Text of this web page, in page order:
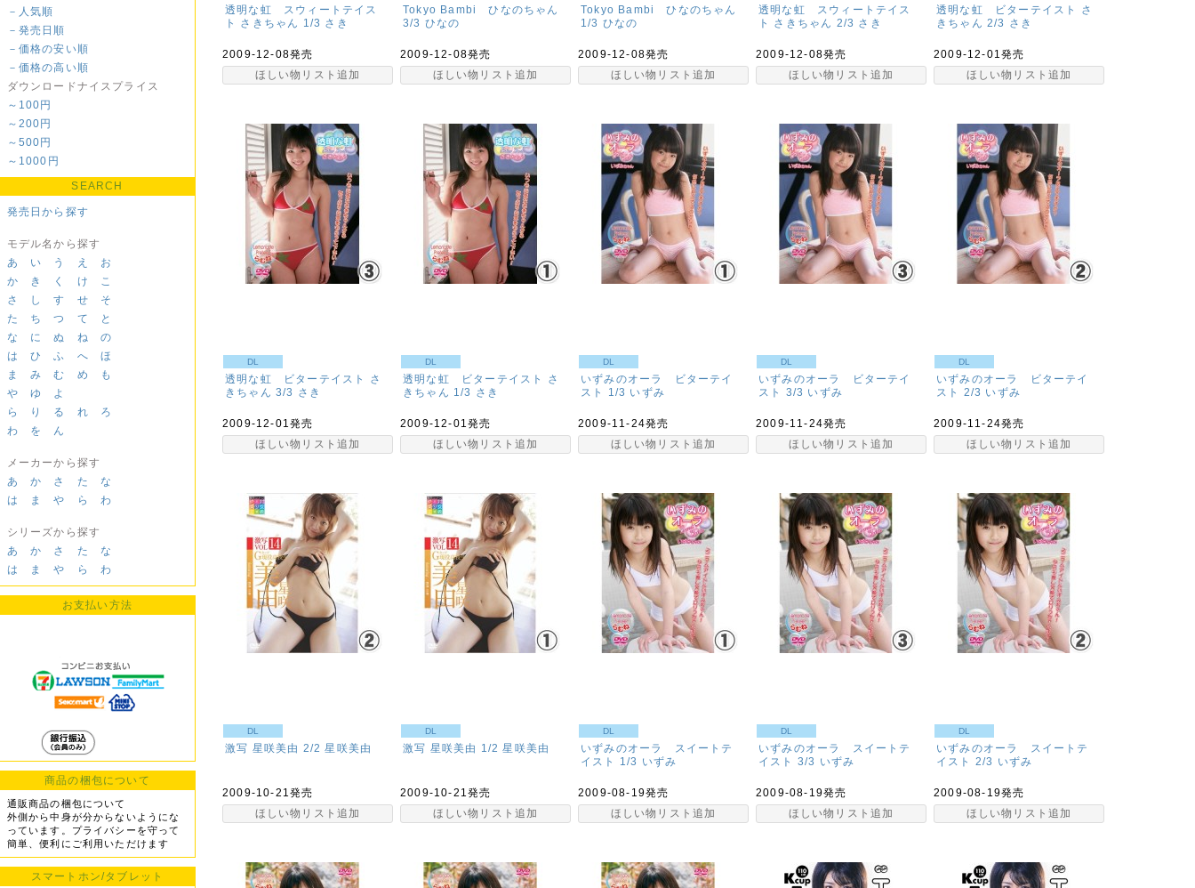
－人気順
－発売日順
－価格の安い順
－価格の高い順
ダウンロードナイスプライス
～100円
～200円
～500円
～1000円
SEARCH
発売日から探す
モデル名から探す
あ
い う え
お
か
き く け
こ
さ
し す せ
そ
た
ち つ て
と
な
に ぬ ね
の
は
ひ ふ へ
ほ
ま
み む め
も
や
ゆ
よ
ら
り る れ
ろ
わ
を ん
メーカーから探す
あ
か さ た
な
は
ま や ら わ
シリーズから探す
あ
か さ た
な
は
ま や ら わ
お支払い方法
商品の梱包について
通販商品の梱包について
外側から中身が分からないようにな
っています。プライバシーを守って
簡単、便利にご利用いただけます
スマートホン/タブレット
透明な虹 スウィートテイス
ト さきちゃん 1/3 さき
2009-12-08発売
ほしい物リスト追加
Tokyo Bambi ひなのちゃん
3/3 ひなの
2009-12-08発売
ほしい物リスト追加
Tokyo Bambi ひなのちゃん
1/3 ひなの
2009-12-08発売
ほしい物リスト追加
透明な虹 スウィートテイス
ト さきちゃん 2/3 さき
2009-12-08発売
ほしい物リスト追加
透明な虹 ビターテイスト さ
きちゃん 2/3 さき
2009-12-01発売
ほしい物リスト追加
DL
透明な虹 ビターテイスト さ
きちゃん 3/3 さき
2009-12-01発売
ほしい物リスト追加
DL
透明な虹 ビターテイスト さ
きちゃん 1/3 さき
2009-12-01発売
ほしい物リスト追加
DL
いずみのオーラ ビターテイ
スト 1/3 いずみ
2009-11-24発売
ほしい物リスト追加
DL
いずみのオーラ ビターテイ
スト 3/3 いずみ
2009-11-24発売
ほしい物リスト追加
DL
いずみのオーラ ビターテイ
スト 2/3 いずみ
2009-11-24発売
ほしい物リスト追加
DL
激写 星咲美由 2/2 星咲美由
2009-10-21発売
ほしい物リスト追加
DL
激写 星咲美由 1/2 星咲美由
2009-10-21発売
ほしい物リスト追加
DL
いずみのオーラ スイートテ
イスト 1/3 いずみ
2009-08-19発売
ほしい物リスト追加
DL
いずみのオーラ スイートテ
イスト 3/3 いずみ
2009-08-19発売
ほしい物リスト追加
DL
いずみのオーラ スイートテ
イスト 2/3 いずみ
2009-08-19発売
ほしい物リスト追加